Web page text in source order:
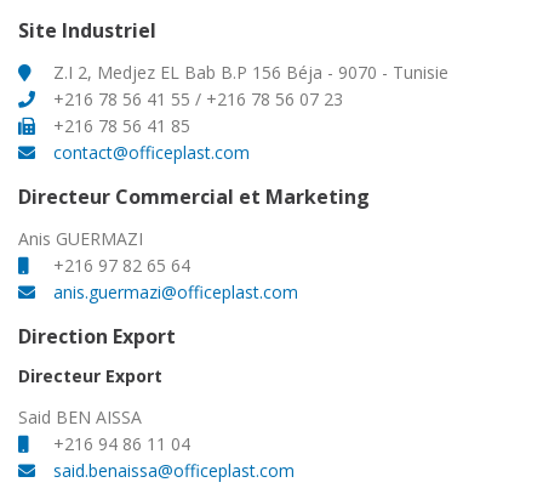
Site Industriel
Z.I 2, Medjez EL Bab B.P 156 Béja - 9070 - Tunisie
+216 78 56 41 55 / +216 78 56 07 23
+216 78 56 41 85
contact@officeplast.com
Directeur Commercial et Marketing
Anis GUERMAZI
+216 97 82 65 64
anis.guermazi@officeplast.com
Direction Export
Directeur Export
Said BEN AISSA
+216 94 86 11 04
said.benaissa@officeplast.com